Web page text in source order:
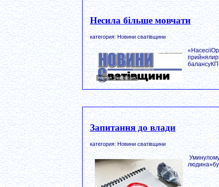
Несила більше мовчати
категория: Новини сватівщини
Запитання до влади
категория: Новини сватівщини